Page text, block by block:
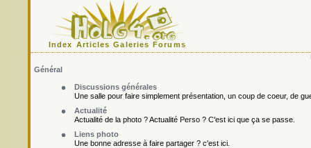
Index Articles Galeries Forums
Général
Discussions générales
Une salle pour faire simplement présentation, un coup de coeur, de
Actualité
Actualité de la photo ? Actualité Perso ? C'est ici que ça se passe.
Liens photo
Une bonne adresse à faire partager ? c'est ici.